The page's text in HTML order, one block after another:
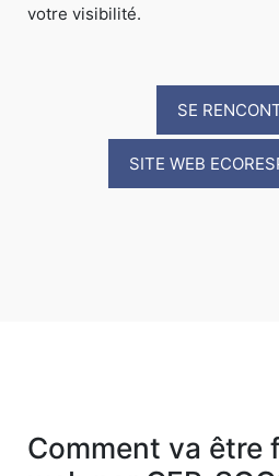
votre visibilité.
SE
SITE WEB
Comment va être